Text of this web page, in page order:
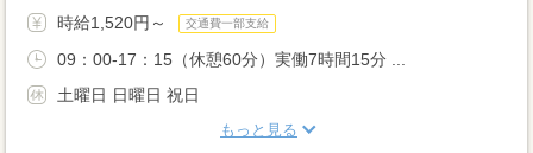
時給1,520円～ 交通費一部支給
09：00-17：15（休憩60分）実働7時間15分 ...
土曜日 日曜日 祝日
もっと見る